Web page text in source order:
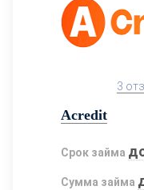
3
Acredit
Срок займа
Сумма займа